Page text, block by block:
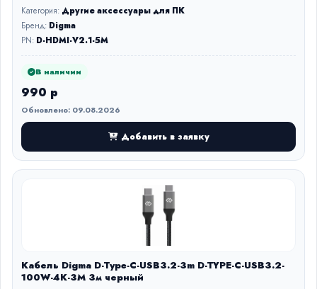
Категория: Другие аксессуары для ПК
Бренд: Digma
PN: D-HDMI-V2.1-5M
В наличии
990 р
Обновлено: 09.08.2026
Добавить в заявку
Кабель Digma D-Type-C-USB3.2-3m D-TYPE-C-USB3.2-
100W-4K-3M 3м черный